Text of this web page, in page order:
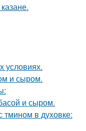
условиях.
и сыром.
и сыром.
тмином в духовке: